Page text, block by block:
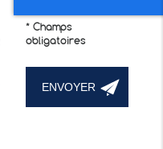
* Champs
obligatoires